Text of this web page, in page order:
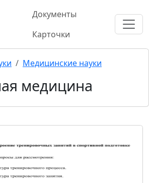
Документы
Карточки
Медицинские науки
медицина